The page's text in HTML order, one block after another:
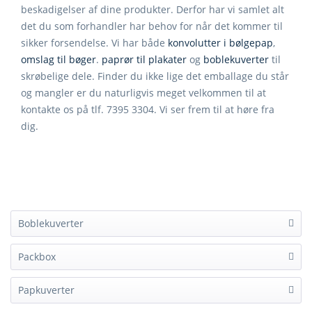
beskadigelser af dine produkter. Derfor har vi samlet alt
det du som forhandler har behov for når det kommer til
sikker forsendelse. Vi har både konvolutter i bølgepap,
omslag til bøger. paprør til plakater og boblekuverter til
skrøbelige dele. Finder du ikke lige det emballage du står
og mangler er du naturligvis meget velkommen til at
kontakte os på tlf. 7395 3304. Vi ser frem til at høre fra
dig.
Boblekuverter
Packbox
Papkuverter